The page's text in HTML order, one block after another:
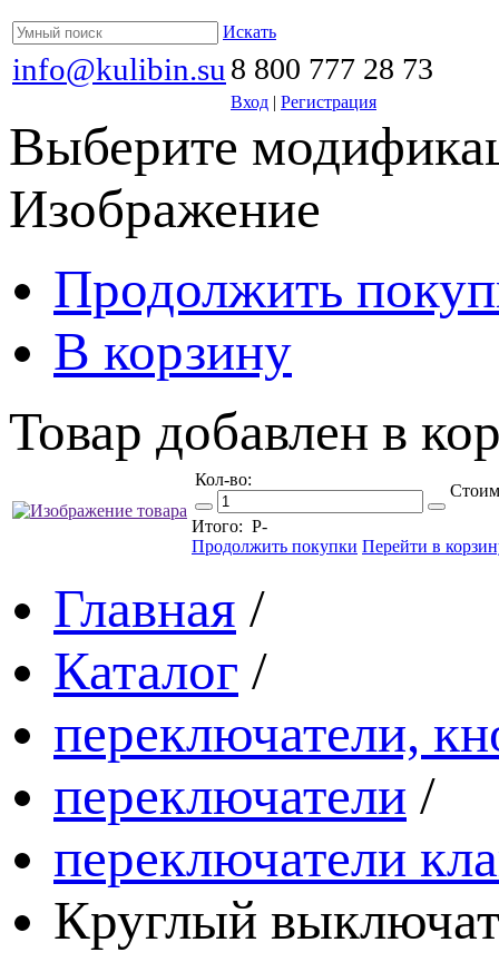
Искать
info@kulibin.su 8 800 777 28 73
Вход | Регистрация
Выберите
Изображение
Продолжить
В корзину
Товар добавлен в
Кол-во:
Итого: Р-
Продолжить покупки Перейти в
Главная /
Каталог /
переключатели,
переключатели /
переключатели
Круглый